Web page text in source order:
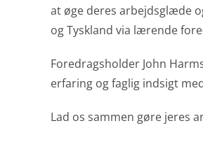
at øge deres arbejdsglæde
og Tyskland via lærende
Foredragsholder John
erfaring og faglig indsigt
Lad os sammen gøre jeres